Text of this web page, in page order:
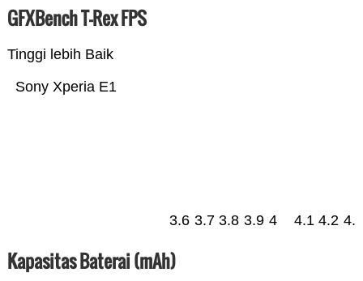
GFXBench T-Rex FPS
Tinggi lebih Baik
Sony Xperia E1
3.6 3.7 3.8 3.9 4 4.1 4.2 4.3
Kapasitas Baterai (mAh)